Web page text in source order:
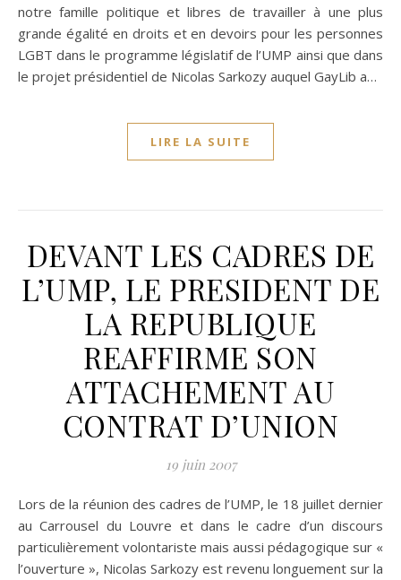
notre famille politique et libres de travailler à une plus
grande égalité en droits et en devoirs pour les personnes
LGBT dans le programme législatif de l’UMP ainsi que dans
le projet présidentiel de Nicolas Sarkozy auquel GayLib a…
LIRE LA SUITE
DEVANT LES CADRES DE
L’UMP, LE PRESIDENT DE
LA REPUBLIQUE
REAFFIRME SON
ATTACHEMENT AU
CONTRAT D’UNION
19 juin 2007
Lors de la réunion des cadres de l’UMP, le 18 juillet dernier
au Carrousel du Louvre et dans le cadre d’un discours
particulièrement volontariste mais aussi pédagogique sur «
l’ouverture », Nicolas Sarkozy est revenu longuement sur la